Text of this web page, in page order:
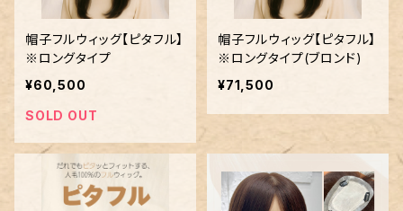
帽子フルウィッグ【ピタフル】
※ロングタイプ
¥60,500
SOLD OUT
帽子フルウィッグ【ピタフル】
※ロングタイプ(ブロンド)
¥71,500